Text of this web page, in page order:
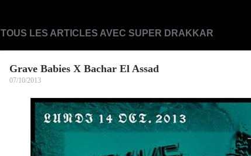
TOUS LES ARTICLES AVEC SUPER DRAKKAR
Grave Babies X Bachar El Assad
07/10/2013